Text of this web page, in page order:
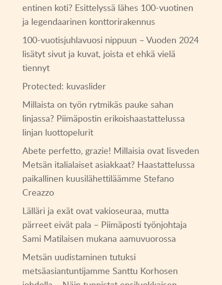
entinen koti? Esittelyssä lähes 100-vuotinen
ja legendaarinen konttorirakennus
100-vuotisjuhlavuosi nippuun – Vuoden 2024
lisätyt sivut ja kuvat, joista et ehkä vielä
tiennyt
Protected: kuvaslider
Millaista on työn rytmikäs pauke sahan
linjassa? Piimäpostin erikoishaastattelussa
linjan luottopelurit
Abete perfetto, grazie! Millaisia ovat Iisveden
Metsän italialaiset asiakkaat? Haastattelussa
paikallinen kuusilähettiläämme Stefano
Creazzo
Lälläri ja exät ovat vakioseuraa, mutta
pärreet eivät pala – Piimäposti työnjohtaja
Sami Matilaisen mukana aamuvuorossa
Metsän uudistaminen tutuksi
metsäasiantuntijamme Santtu Korhosen